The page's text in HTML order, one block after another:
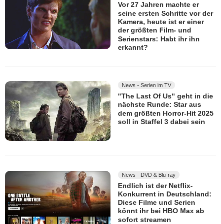
Vor 27 Jahren machte er
seine ersten Schritte vor der
Kamera, heute ist er einer
der größten Film- und
Serienstars: Habt ihr ihn
erkannt?
News - Serien im TV
"The Last Of Us" geht in die
nächste Runde: Star aus
dem größten Horror-Hit 2025
soll in Staffel 3 dabei sein
News - DVD & Blu-ray
Endlich ist der Netflix-
Konkurrent in Deutschland:
Diese Filme und Serien
könnt ihr bei HBO Max ab
sofort streamen